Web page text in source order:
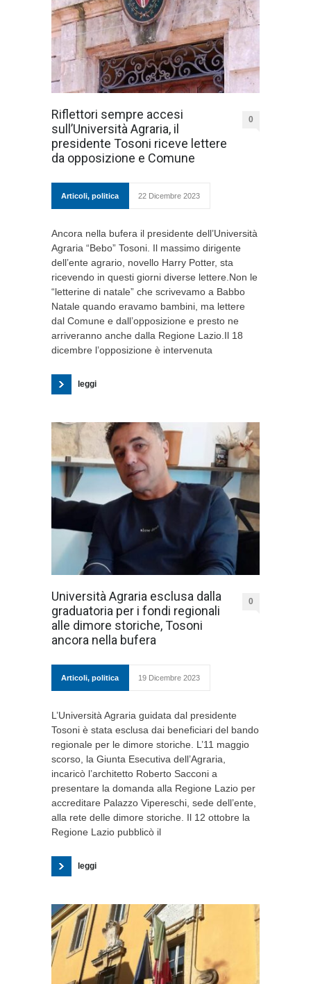
Riflettori sempre accesi
sull’Università Agraria, il
presidente Tosoni riceve lettere
da opposizione e Comune
0
Articoli, politica 22 Dicembre 2023
Ancora nella bufera il presidente dell’Università
Agraria “Bebo” Tosoni. Il massimo dirigente
dell’ente agrario, novello Harry Potter, sta
ricevendo in questi giorni diverse lettere.Non le
“letterine di natale” che scrivevamo a Babbo
Natale quando eravamo bambini, ma lettere
dal Comune e dall’opposizione e presto ne
arriveranno anche dalla Regione Lazio.Il 18
dicembre l’opposizione è intervenuta
leggi
Università Agraria esclusa dalla
graduatoria per i fondi regionali
alle dimore storiche, Tosoni
ancora nella bufera
0
Articoli, politica 19 Dicembre 2023
L’Università Agraria guidata dal presidente
Tosoni è stata esclusa dai beneficiari del bando
regionale per le dimore storiche. L’11 maggio
scorso, la Giunta Esecutiva dell’Agraria,
incaricò l’architetto Roberto Sacconi a
presentare la domanda alla Regione Lazio per
accreditare Palazzo Vipereschi, sede dell’ente,
alla rete delle dimore storiche. Il 12 ottobre la
Regione Lazio pubblicò il
leggi